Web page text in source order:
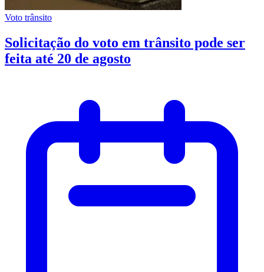
Voto trânsito
Solicitação do voto em trânsito pode ser
feita até 20 de agosto